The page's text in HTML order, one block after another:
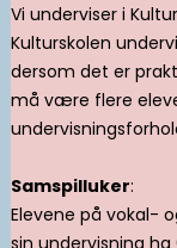
Vi underviser i
Kulturskolen
dersom det er
må være flere
Samspilluker:
Elevene på vokal-
sin undervisning